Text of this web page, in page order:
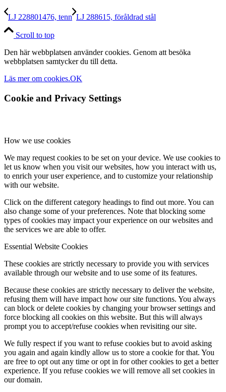
LJ 228801476, tenn LJ 288615, föråldrad stål
Scroll to top
Den här webbplatsen använder cookies. Genom att besöka
webbplatsen samtycker du till detta.
Läs mer om cookies.OK
Cookie and Privacy Settings
How we use cookies
We may request cookies to be set on your device. We use cookies to
let us know when you visit our websites, how you interact with us,
to enrich your user experience, and to customize your relationship
with our website.
Click on the different category headings to find out more. You can
also change some of your preferences. Note that blocking some
types of cookies may impact your experience on our websites and
the services we are able to offer.
Essential Website Cookies
These cookies are strictly necessary to provide you with services
available through our website and to use some of its features.
Because these cookies are strictly necessary to deliver the website,
refusing them will have impact how our site functions. You always
can block or delete cookies by changing your browser settings and
force blocking all cookies on this website. But this will always
prompt you to accept/refuse cookies when revisiting our site.
We fully respect if you want to refuse cookies but to avoid asking
you again and again kindly allow us to store a cookie for that. You
are free to opt out any time or opt in for other cookies to get a better
experience. If you refuse cookies we will remove all set cookies in
our domain.